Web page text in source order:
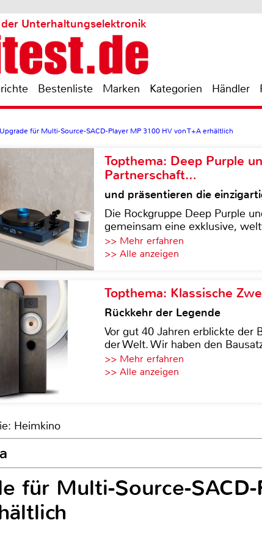
Unterhaltungselektronik
Bestenliste Marken Kategorien Händler
Upgrade für Multi-Source-SACD-Player MP 3100 HV von T+A erhältlich
Topthema: Deep Purple
Partnerschaft…
und präsentieren die
Die Rockgruppe Deep Purple
gemeinsam eine exklusive,
>> Mehr erfahren
>> Alle anzeigen
Topthema: Klassische
Rückkehr der Legende
Vor gut 40 Jahren erblickte der
der Welt. Wir haben den
>> Mehr erfahren
>> Alle anzeigen
Heimkino
für Multi-Source-